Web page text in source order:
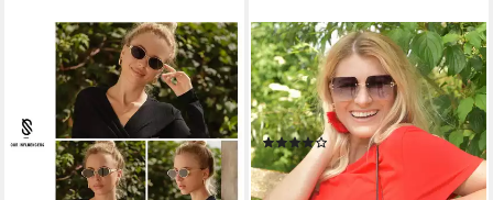
LUXUSKOLLEKTION
Retrosonnenbrille
Sonnenbrille Damen Herren
Oval Metal UV400 SJ1217
Gold Grau gold Grau
72,95 €
lieferbar - in 6-8 Werktagen bei dir
STYLEBREAKER
Sonnenbrille Rahmenlose
Rechteckige Sonnenbrille mit
Diamant Schliff (1-St)
(15)
21,95 €
lieferbar - in 2-3 Werktagen bei dir